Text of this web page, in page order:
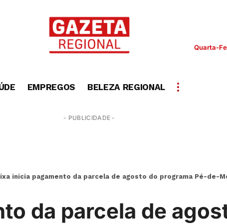
Quarta-
EMPREGOS BELEZA REGIONAL
- PUBLICIDADE -
inicia pagamento da parcela de agosto do programa Pé-de-
da parcela de